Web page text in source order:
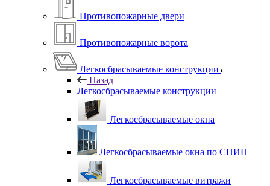
Противопожарные двери
Противопожарные ворота
Легкосбрасываемые конструкции
Назад
Легкосбрасываемые конструкции
Легкосбрасываемые окна
Легкосбрасываемые окна по СНИП
Легкосбрасываемые витражи